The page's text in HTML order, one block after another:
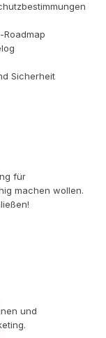
Roadmap
Sicherheit
für
machen wollen.
und